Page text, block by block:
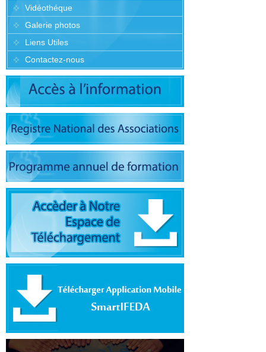
Vidéothéque
Galerie photos
Liens Utiles
Contactez-nous